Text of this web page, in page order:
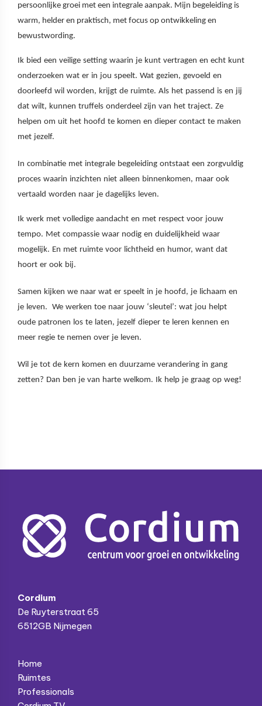
persoonlijke groei met een integrale aanpak. Mijn begeleiding is
warm, helder en praktisch, met focus op ontwikkeling en
bewustwording.
Ik bied een veilige setting waarin je kunt vertragen en echt kunt
onderzoeken wat er in jou speelt. Wat gezien, gevoeld en
doorleefd wil worden, krijgt de ruimte. Als het passend is en jij
dat wilt, kunnen truffels onderdeel zijn van het traject. Ze
helpen om uit het hoofd te komen en dieper contact te maken
met jezelf.
In combinatie met integrale begeleiding ontstaat een zorgvuldig
proces waarin inzichten niet alleen binnenkomen, maar ook
vertaald worden naar je dagelijks leven.
Ik werk met volledige aandacht en met respect voor jouw
tempo. Met compassie waar nodig en duidelijkheid waar
mogelijk. En met ruimte voor lichtheid en humor, want dat
hoort er ook bij.
Samen kijken we naar wat er speelt in je hoofd, je lichaam en
je leven. We werken toe naar jouw ‘sleutel’: wat jou helpt
oude patronen los te laten, jezelf dieper te leren kennen en
meer regie te nemen over je leven.
Wil je tot de kern komen en duurzame verandering in gang
zetten? Dan ben je van harte welkom. Ik help je graag op weg!
Footer
Cordium
De Ruyterstraat 65
6512GB Nijmegen
Home
Ruimtes
Professionals